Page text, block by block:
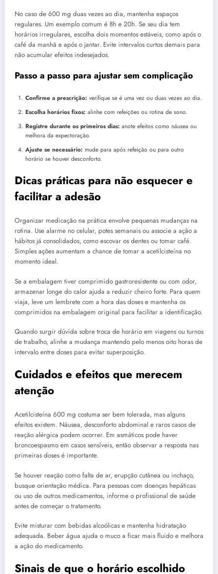
No caso de 600 mg duas vezes ao dia, mantenha espaços
regulares. Um exemplo comum é 8h e 20h. Se seu dia tem
horários irregulares, escolha dois momentos estáveis, como após o
café da manhã e após o jantar. Evite intervalos curtos demais para
não acumular efeitos indesejados.
Passo a passo para ajustar sem complicação
Confirme a prescrição: verifique se é uma vez ou duas vezes ao dia.
Escolha horários fixos: alinhe com refeições ou rotina de sono.
Registre durante os primeiros dias: anote efeitos como náusea ou
melhora da expectoração.
Ajuste se necessário: mude para após refeição ou para outro
horário se houver desconforto.
Dicas práticas para não esquecer e
facilitar a adesão
Organizar medicação na prática envolve pequenas mudanças na
rotina. Use alarme no celular, potes semanais ou associe a ação a
hábitos já consolidados, como escovar os dentes ou tomar café.
Simples ações aumentam a chance de tomar a acetilcisteína no
momento ideal.
Se a embalagem tiver comprimido gastroresistente ou com odor,
armazenar longe do calor ajuda a reduzir cheiro forte. Para quem
viaja, leve um lembrete com a hora das doses e mantenha os
comprimidos na embalagem original para facilitar a identificação.
Quando surgir dúvida sobre troca de horário em viagens ou turnos
de trabalho, alinhe a mudança mantendo pelo menos oito horas de
intervalo entre doses para evitar superposição.
Cuidados e efeitos que merecem
atenção
Acetilcisteína 600 mg costuma ser bem tolerada, mas alguns
efeitos existem. Náusea, desconforto abdominal e raros casos de
reação alérgica podem ocorrer. Em asmáticos pode haver
broncoespasmo em casos sensíveis, então observar a resposta nas
primeiras doses é importante.
Se houver reação como falta de ar, erupção cutânea ou inchaço,
busque orientação médica. Para pessoas com doenças hepáticas
ou uso de outros medicamentos, informe o profissional de saúde
antes de começar o tratamento.
Evite misturar com bebidas alcoólicas e mantenha hidratação
adequada. Beber água ajuda o muco a ficar mais fluido e melhora
a ação do medicamento.
Sinais de que o horário escolhido